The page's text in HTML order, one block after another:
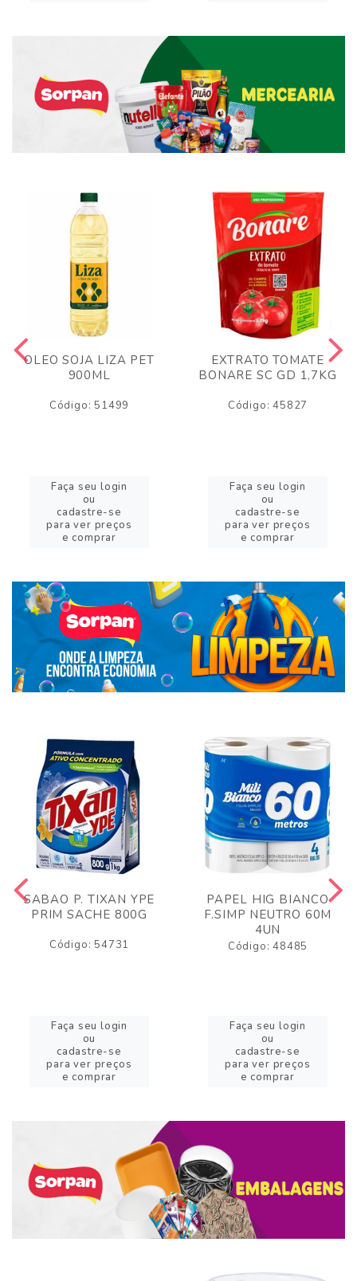
OLEO SOJA LIZA PET
900ML
Código: 51499
Faça seu login
ou
cadastre-se
para ver preços
e comprar
EXTRATO TOMATE
BONARE SC GD 1,7KG
Código: 45827
Faça seu login
ou
cadastre-se
para ver preços
e comprar
SABAO P. TIXAN YPE
PRIM SACHE 800G
Código: 54731
Faça seu login
ou
cadastre-se
para ver preços
e comprar
PAPEL HIG BIANCO
F.SIMP NEUTRO 60M
4UN
Código: 48485
Faça seu login
ou
cadastre-se
para ver preços
e comprar